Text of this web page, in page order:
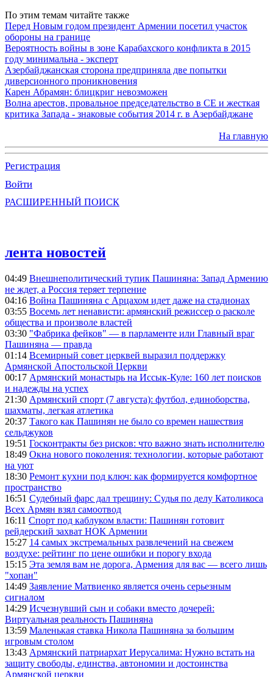
По этим темам читайте также
Перед Новым годом президент Армении посетил участок
обороны на границе
Вероятность войны в зоне Карабахского конфликта в 2015
году минимальна - эксперт
Азербайджанская сторона предприняла две попытки
диверсионного проникновения
Карен Абрамян: блицкриг невозможен
Волна арестов, провальное председательство в СЕ и жесткая
критика Запада - знаковые события 2014 г. в Азербайджане
На главную
Регистрация
Войти
РАСШИРЕННЫЙ ПОИСК
лента новостей
04:49 Внешнеполитический тупик Пашиняна: Запад Армению
не ждет, а Россия теряет терпение
04:16 Война Пашиняна с Арцахом идет даже на стадионах
03:55 Восемь лет ненависти: армянский режиссер о расколе
общества и произволе властей
03:30 "Фабрика фейков" — в парламенте или Главный враг
Пашиняна — правда
01:14 Всемирный совет церквей выразил поддержку
Армянской Апостольской Церкви
00:17 Армянский монастырь на Иссык-Куле: 160 лет поисков
и надежды на успех
21:30 Армянский спорт (7 августа): футбол, единоборства,
шахматы, легкая атлетика
20:37 Такого как Пашинян не было со времен нашествия
сельджуков
19:51 Госконтракты без рисков: что важно знать исполнителю
18:49 Окна нового поколения: технологии, которые работают
на уют
18:30 Ремонт кухни под ключ: как формируется комфортное
пространство
16:51 Судебный фарс дал трещину: Судья по делу Католикоса
Всех Армян взял самоотвод
16:11 Спорт под каблуком власти: Пашинян готовит
рейдерский захват НОК Армении
15:27 14 самых экстремальных развлечений на свежем
воздухе: рейтинг по цене ошибки и порогу входа
15:15 Эта земля вам не дорога, Армения для вас — всего лишь
"хопан"
14:49 Заявление Матвиенко является очень серьезным
сигналом
14:29 Исчезнувший сын и собаки вместо дочерей:
Виртуальная реальность Пашиняна
13:59 Маленькая ставка Никола Пашиняна за большим
игровым столом
13:43 Армянский патриархат Иерусалима: Нужно встать на
защиту свободы, единства, автономии и достоинства
Армянской церкви